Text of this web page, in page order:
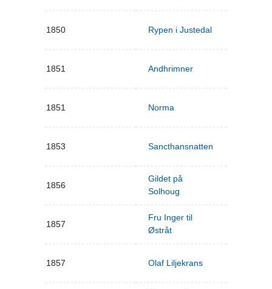
1850 Rypen i Justedal
1851 Andhrimner
1851 Norma
1853 Sancthansnatten
1856
Gildet på
Solhoug
1857
Fru Inger til
Østråt
1857 Olaf Liljekrans